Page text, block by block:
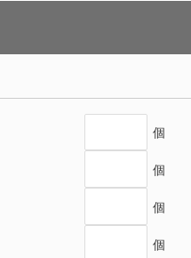
個
個
個
個